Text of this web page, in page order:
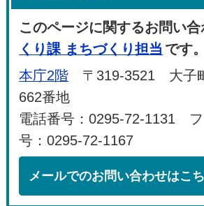
このページに関するお問い合
くり課 まちづくり担当 です。
本庁2階 〒319-3521 大子
662番地
電話番号：0295-72-1131
号：0295-72-1167
メールでのお問い合わせはこ